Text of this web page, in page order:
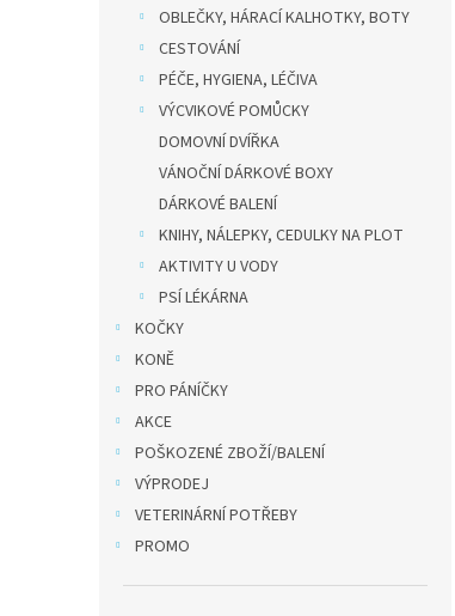
OBLEČKY, HÁRACÍ KALHOTKY, BOTY
CESTOVÁNÍ
PÉČE, HYGIENA, LÉČIVA
VÝCVIKOVÉ POMŮCKY
DOMOVNÍ DVÍŘKA
VÁNOČNÍ DÁRKOVÉ BOXY
DÁRKOVÉ BALENÍ
KNIHY, NÁLEPKY, CEDULKY NA PLOT
AKTIVITY U VODY
PSÍ LÉKÁRNA
KOČKY
KONĚ
PRO PÁNÍČKY
AKCE
POŠKOZENÉ ZBOŽÍ/BALENÍ
VÝPRODEJ
VETERINÁRNÍ POTŘEBY
PROMO